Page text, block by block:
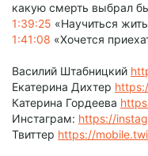
какую смерть выбрал
1:39:25 «Научиться
1:41:08 «Хочется
Василий Штабницкий
Екатерина Дихтер
Катерина Гордеева
Инстаграм: https://
Твиттер https://